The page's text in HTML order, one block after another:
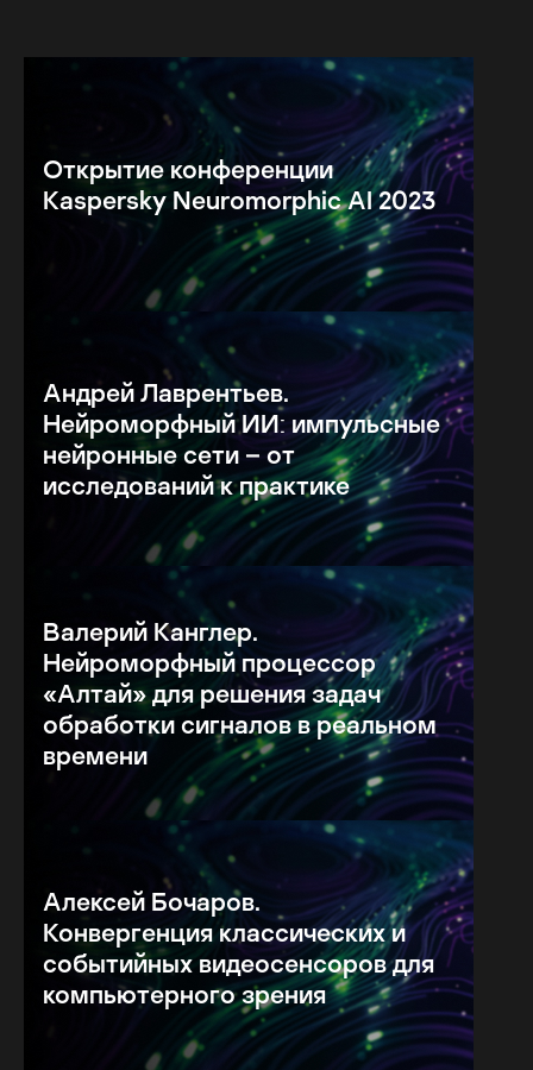
Открытие конференции
Kaspersky Neuromorphic AI 2023
Андрей Лаврентьев.
Нейроморфный ИИ: импульсные
нейронные сети – от
исследований к практике
Валерий Канглер.
Нейроморфный процессор
«Алтай» для решения задач
обработки сигналов в реальном
времени
Алексей Бочаров.
Конвергенция классических и
событийных видеосенсоров для
компьютерного зрения